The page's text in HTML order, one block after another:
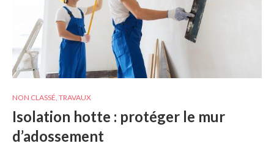
NON CLASSÉ TRAVAUX
Isolation hotte : protéger le mur
d’adossement